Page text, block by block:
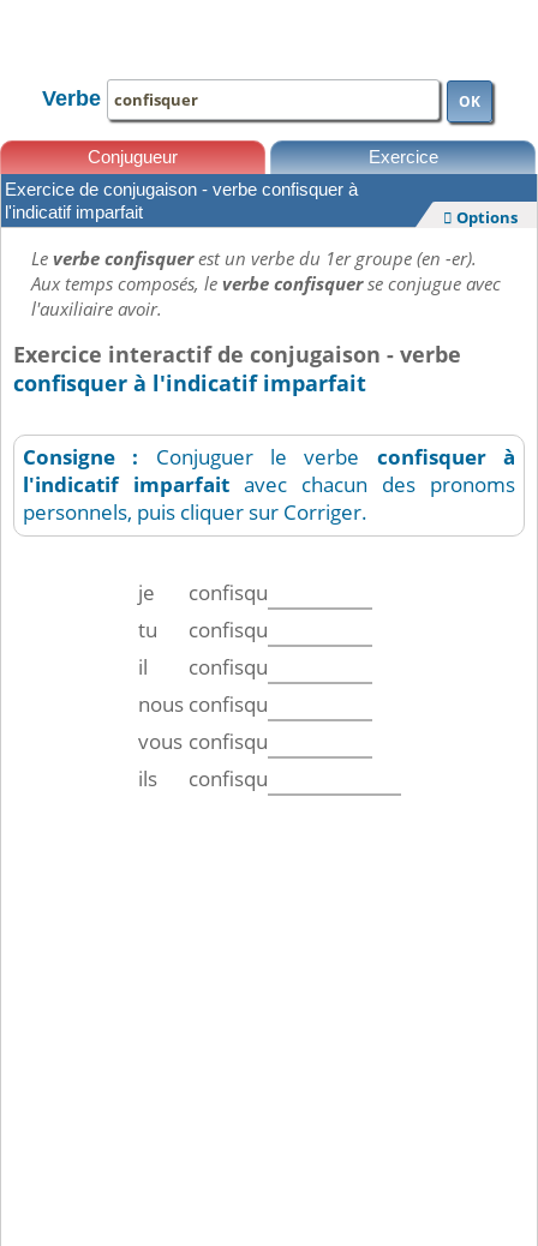
Verbe OK
Conjugueur Exercice
Leçons
Exercice de conjugaison - verbe confisquer à
l'indicatif imparfait
 Options
Leverbe confisquerest un verbe du 1er groupe (en -er).
Aux temps composés, leverbe confisquerse conjugue avec
l'auxiliaire avoir.
Exercice interactif de conjugaison - verbe
confisquer à l'indicatif imparfait
Consigne : Conjuguer le verbe confisquer
à
l'indicatif imparfait avec chacun des pronoms
personnels, puis cliquer sur Corriger.
je
confisqu
tu
confisqu
il
confisqu
nous confisqu
vous confisqu
ils
confisqu